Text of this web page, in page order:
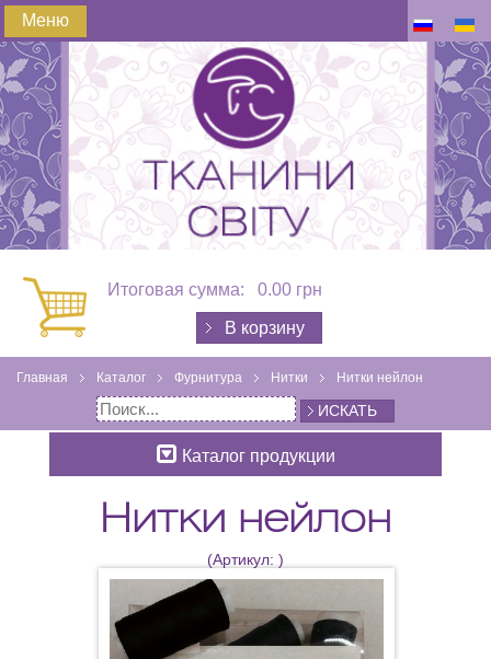
Меню
Итоговая сумма: 0.00 грн
В корзину
Главная Каталог Фурнитура Нитки Нитки нейлон
ИСКАТЬ
Каталог продукции
Нитки нейлон
(Артикул: )